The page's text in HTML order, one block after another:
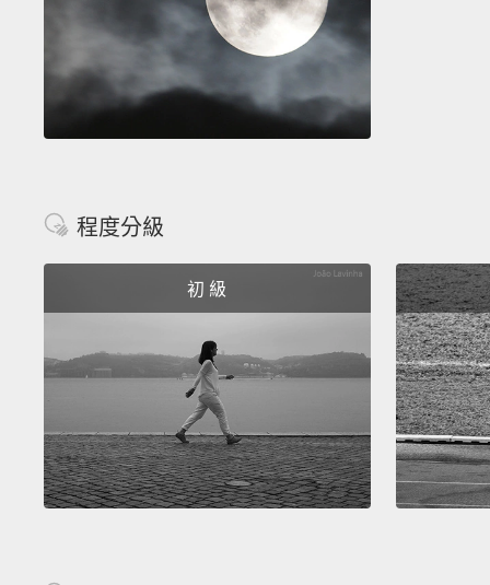
程度分級
初 級